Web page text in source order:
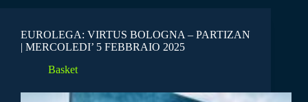
EUROLEGA: VIRTUS BOLOGNA – PARTIZAN
| MERCOLEDI’ 5 FEBBRAIO 2025
Basket